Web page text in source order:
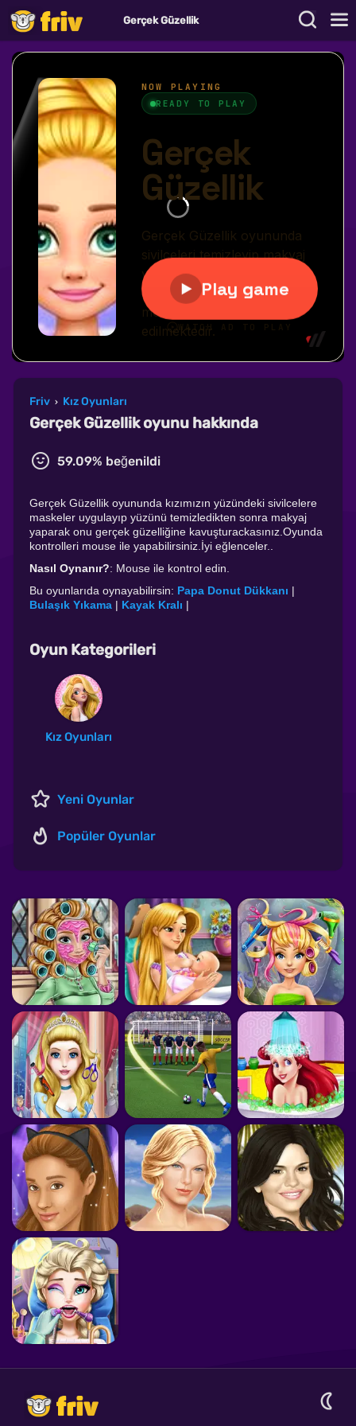
Gerçek Güzellik
Friv › Kız Oyunları
Gerçek Güzellik oyunu hakkında
59.09% beğenildi
Gerçek Güzellik oyununda kızımızın yüzündeki sivilcelere
maskeler uygulayıp yüzünü temizledikten sonra makyaj
yaparak onu gerçek güzelliğine kavuşturackasınız.Oyunda
kontrolleri mouse ile yapabilirsiniz.İyi eğlenceler..
Nasıl Oynanır?: Mouse ile kontrol edin.
Bu oyunlarıda oynayabilirsin: Papa Donut Dükkanı |
Bulaşık Yıkama | Kayak Kralı |
Oyun Kategorileri
Kız Oyunları
Yeni Oyunlar
Popüler Oyunlar